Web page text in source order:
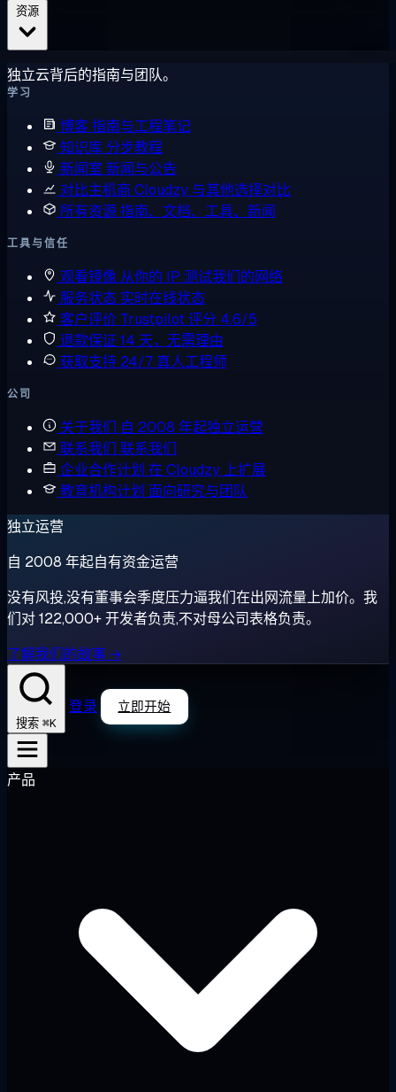
独立云背后的指南与团队。
学习
博客指南与工程笔记
知识库 分步教程
新闻室 新闻与公告
对比主机商 Cloudzy 与其他选择对比
所有资源指南、文档、工具、新闻
工具与信任
观看镜像 从你的 IP 测试我们的网络
服务状态 实时在线状态
客户评价 Trustpilot 评分 4.6/5
退款保证 14 天，无需理由
获取支持 24/7 真人工程师
公司
关于我们 自 2008 年起独立运营
联系我们 联系我们
企业合作计划 在 Cloudzy 上扩展
教育机构计划 面向研究与团队
独立运营
自 2008 年起自有资金运营
没有风投,没有董事会季度压力逼我们在出网流量上加价。我
们对 122,000+ 开发者负责,不对母公司表格负责。
了解我们的故事 →
搜索 ⌘K
登录 立即开始
产品